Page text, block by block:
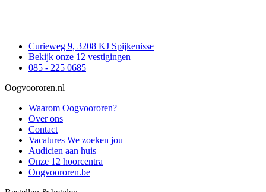
Curieweg 9, 3208 KJ Spijkenisse
Bekijk onze 12 vestigingen
085 - 225 0685
Oogvoororen.nl
Waarom Oogvoororen?
Over ons
Contact
Vacatures We zoeken jou
Audicien aan huis
Onze 12 hoorcentra
Oogvoororen.be